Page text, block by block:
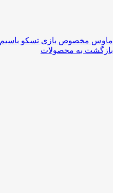
ماوس مخصوص بازی تسکو باسیم TSCO MOUSE TM 2029 GA
بازگشت به محصولات